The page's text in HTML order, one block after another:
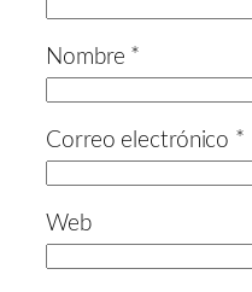
Nombre *
Correo electrónico *
Web